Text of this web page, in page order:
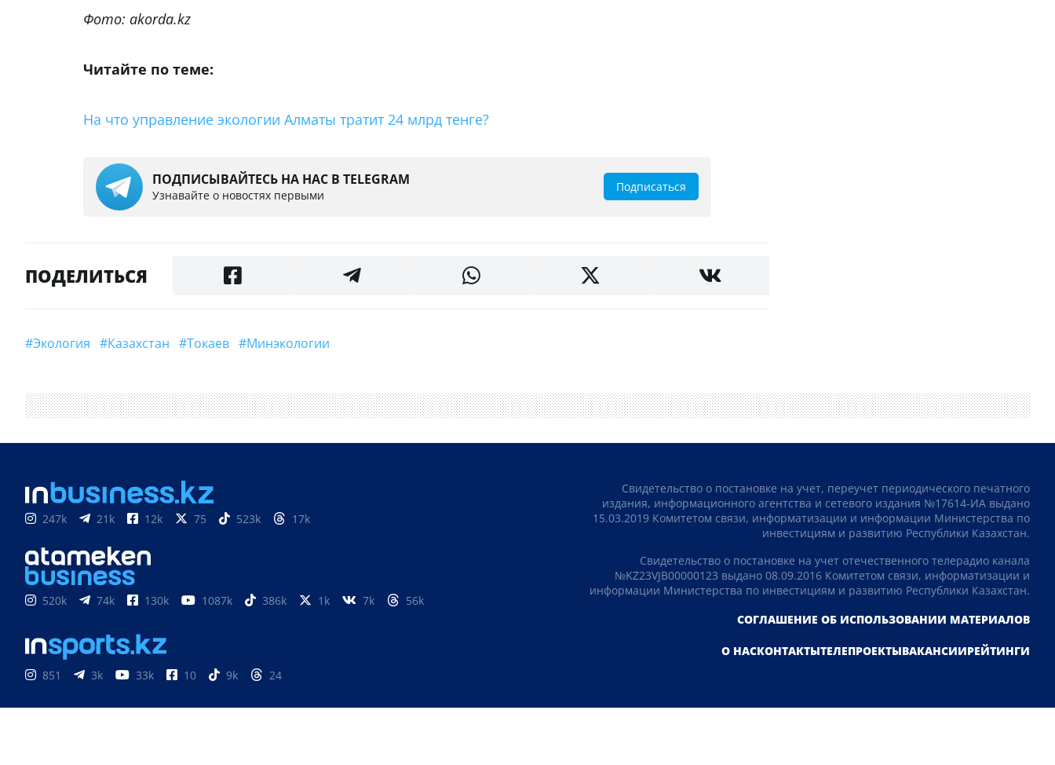
Фото: akorda.kz
Читайте по теме:
На что управление экологии Алматы тратит 24 млрд тенге?
ПОДПИСЫВАЙТЕСЬ НА НАС В TELEGRAM
Узнавайте о новостях первыми
Подписаться
ПОДЕЛИТЬСЯ
#экология #Казахстан #Токаев #Минэкологии
247k 21k 12k 75 523k 17k
520k 74k 130k 1087k 386k 1k 7k 56k
851 3k 33k 10 9k 24
Свидетельство о постановке на учет, переучет периодического печатного
издания, информационного агентства и сетевого издания №17614-ИА выдано
15.03.2019 Комитетом связи, информатизации и информации Министерства по
инвестициям и развитию Республики Казахстан.
Свидетельство о постановке на учет отечественного телерадио канала
№KZ23VJB00000123 выдано 08.09.2016 Комитетом связи, информатизации и
информации Министерства по инвестициям и развитию Республики Казахстан.
СОГЛАШЕНИЕ ОБ ИСПОЛЬЗОВАНИИ МАТЕРИАЛОВ
О НАСКОНТАКТЫТЕЛЕПРОЕКТЫВАКАНСИИРЕЙТИНГИ
Подпишитесь на наш Telegram канал!